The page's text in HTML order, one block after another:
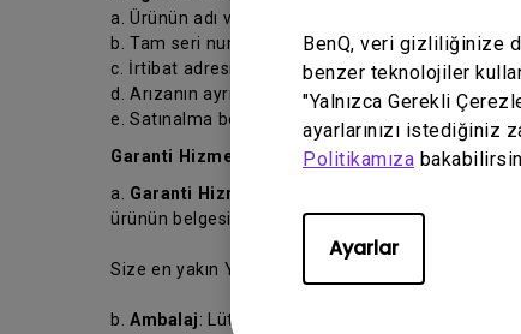
BenQ, veri gizliliğinize
benzer teknolojiler
"Yalnızca Gerekli
ayarlarınızı istediğiniz
Politikamıza
Ayarlar
a. Ürünün adı veya model numarası;
b. Tam seri numarası;
c. İrtibat adresiniz, e-postanız, telefon ve faks
d. Arızanın ayrıntılı açıklaması ve
e. Satınalma belgesi.
Garanti Hizmeti Almak İçin.
a. Garanti Hizmeti
: Garanti hizmeti almak için,
ürünün belgesini de koymayı unutmayın.
Size en yakın YSS’yi bulmak için lütfen
b. Ambalaj: Lütfen Ürünün taşıma sırasında